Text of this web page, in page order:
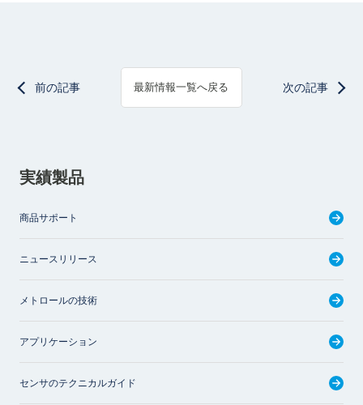
前の記事 最新情報一覧へ戻る 次の記事
実績製品
商品サポート
ニュースリリース
メトロールの技術
アプリケーション
センサのテクニカルガイド